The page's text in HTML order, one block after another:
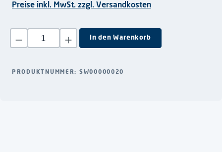
Preise inkl. MwSt. zzgl. Versandkosten
Produkt Anzahl: Gib den gewünschten Wert ein oder benutze
In den Warenkorb
PRODUKTNUMMER: SW00000020